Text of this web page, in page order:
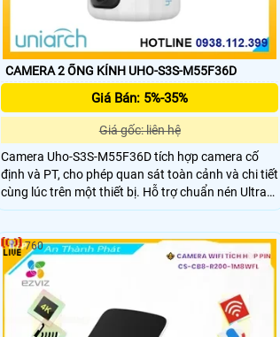
CAMERA 2 ỐNG KÍNH UHO-S3S-M55F36D
Giá Bán: 5%-35%
Giá gốc: liên hệ
Camera Uho-S3S-M55F36D tích hợp camera cố
định và PT, cho phép quan sát toàn cảnh và chi tiết
cùng lúc trên một thiết bị. Hỗ trợ chuẩn nén Ultra
265 giúp tiết kiệm dung lượng, cùng tính năng đàm
sáng tăng cường an ninh hiệu quả.
760